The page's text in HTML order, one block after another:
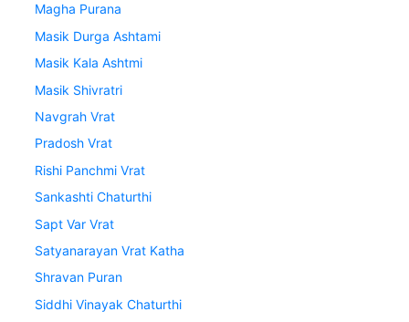
Magha Purana
Masik Durga Ashtami
Masik Kala Ashtmi
Masik Shivratri
Navgrah Vrat
Pradosh Vrat
Rishi Panchmi Vrat
Sankashti Chaturthi
Sapt Var Vrat
Satyanarayan Vrat Katha
Shravan Puran
Siddhi Vinayak Chaturthi